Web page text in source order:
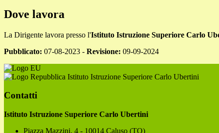
Dove lavora
La Dirigente lavora presso l'Istituto Istruzione Superiore Carlo
Pubblicato: 07-08-2023 - Revisione: 09-09-2024
Istituto Istruzione Superiore Carlo Ubertini
Contatti
Istituto Istruzione Superiore Carlo Ubertini
Piazza Mazzini, 4 - 10014 Caluso (TO)